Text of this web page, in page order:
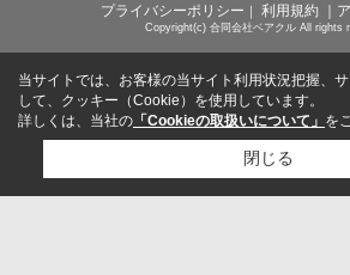
プライバシーポリシー ｜ 利用規約 ｜
Copyright(c) 合同会社ベアクル All rights
当サイトでは、お客様の当サイト利用状況把握、
して、クッキー（Cookie）を使用しています。
詳しくは、当社の 「Cookieの取扱いについて」 を
閉じる